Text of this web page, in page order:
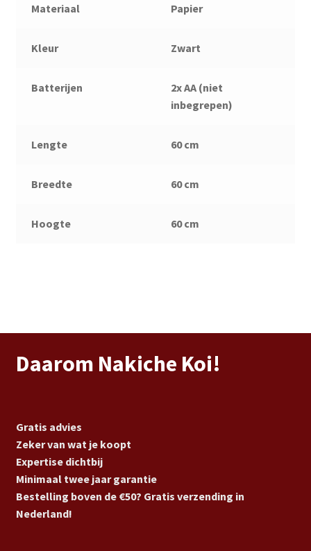
Materiaal Papier
Kleur Zwart
Batterijen
2x AA (niet
inbegrepen)
Lengte 60 cm
Breedte 60 cm
Hoogte 60 cm
Daarom Nakiche Koi!
Gratis advies
Zeker van wat je koopt
Expertise dichtbij
Minimaal twee jaar garantie
Bestelling boven de €50? Gratis verzending in
Nederland!